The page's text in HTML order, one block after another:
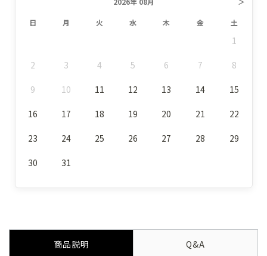
日 月 火 水 木 金 土
1
2 3 4 5 6 7 8
9 10 11 12 13 14 15
16 17 18 19 20 21 22
23 24 25 26 27 28 29
30 31
商品説明 Q&A